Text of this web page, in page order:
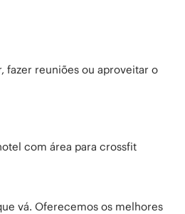
fazer reuniões ou aproveitar o
com área para crossfit
vá. Oferecemos os melhores